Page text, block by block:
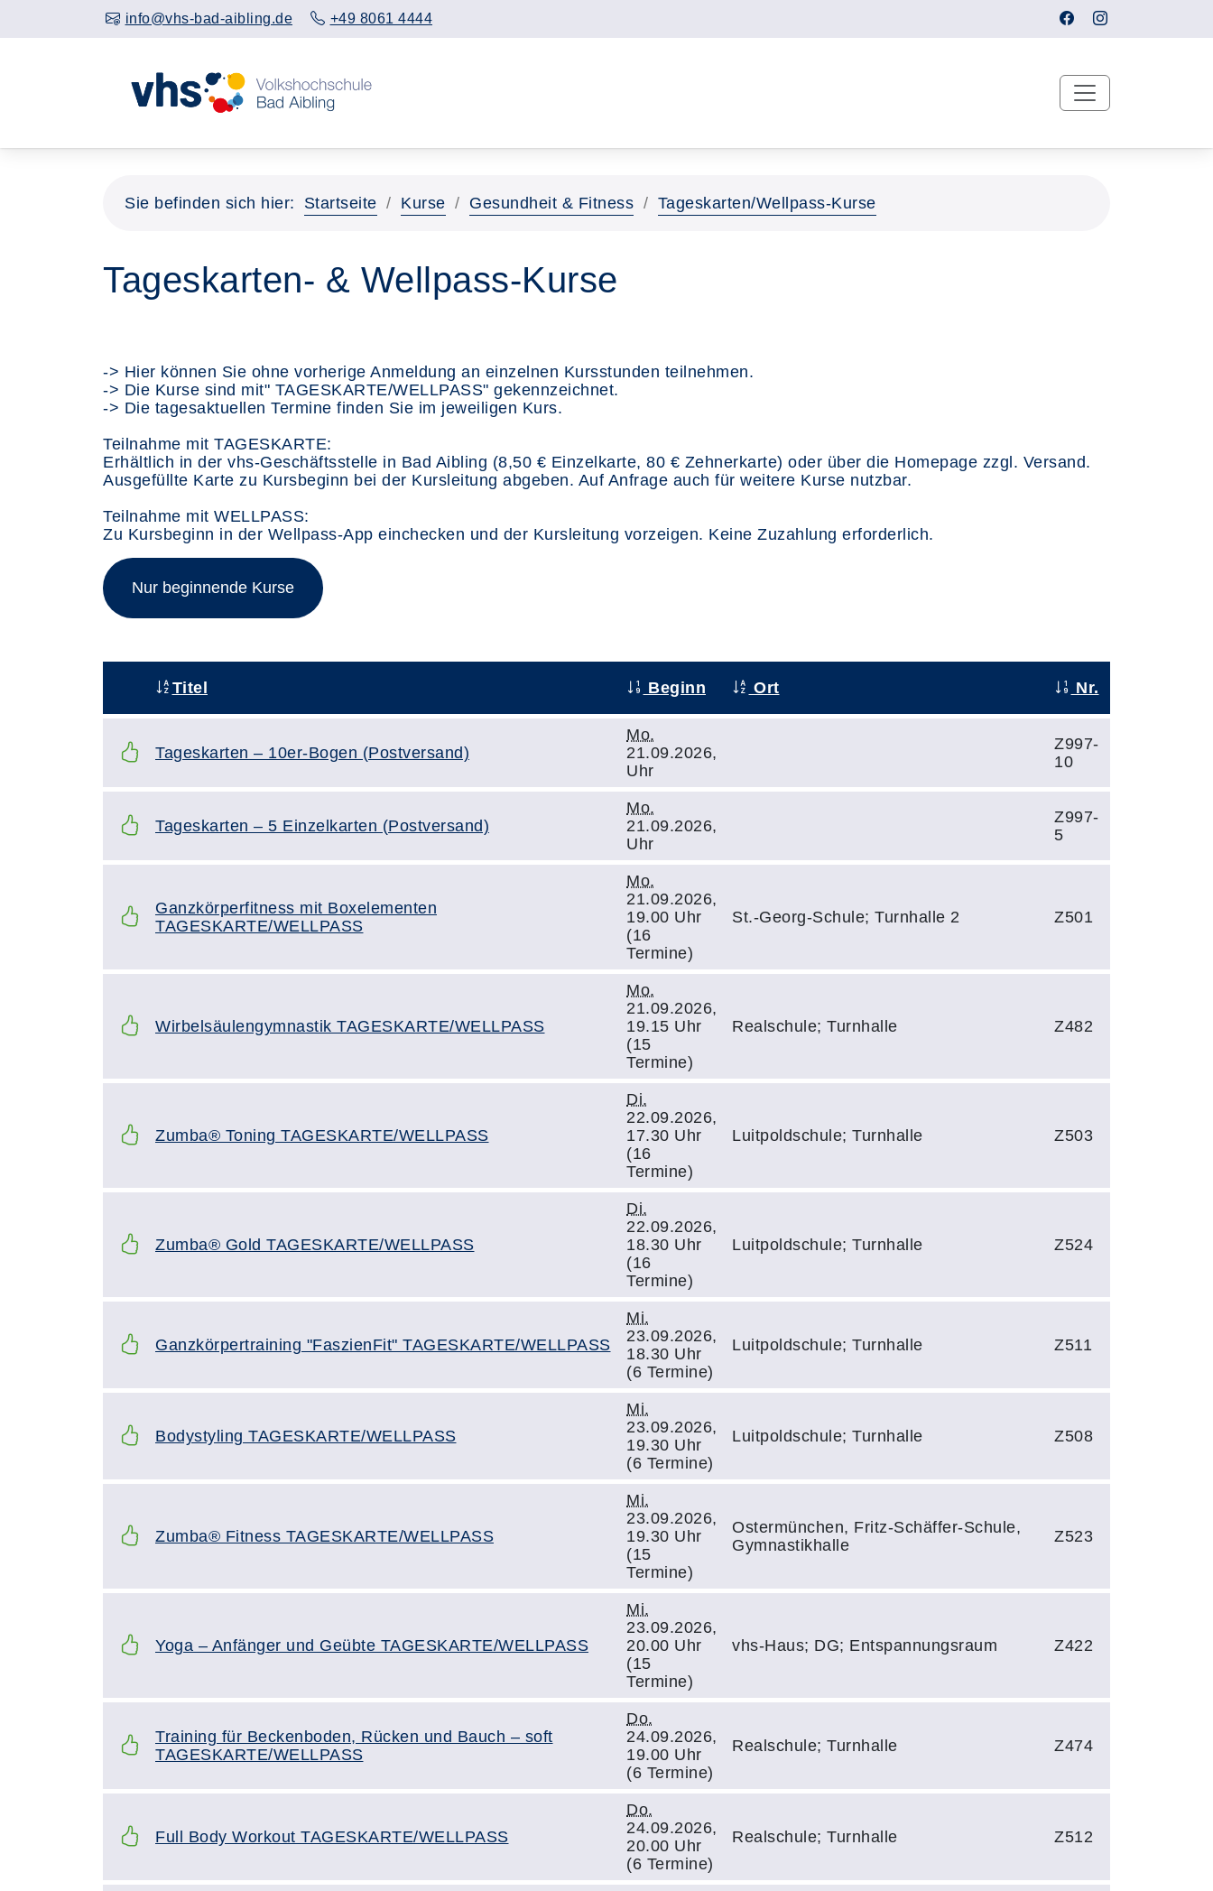
info@vhs-bad-aibling.de +49 8061 4444
Sie befinden sich hier: Startseite Kurse Gesundheit & Fitness Tageskarten/Wellpass-Kurse
Tageskarten- & Wellpass-Kurse
-> Hier können Sie ohne vorherige Anmeldung an einzelnen Kursstunden teilnehmen.
-> Die Kurse sind mit" TAGESKARTE/WELLPASS" gekennzeichnet.
-> Die tagesaktuellen Termine finden Sie im jeweiligen Kurs.
Teilnahme mit TAGESKARTE:
Erhältlich in der vhs-Geschäftsstelle in Bad Aibling (8,50 € Einzelkarte, 80 € Zehnerkarte) oder über die Homepage zzgl. Versand.
Ausgefüllte Karte zu Kursbeginn bei der Kursleitung abgeben. Auf Anfrage auch für weitere Kurse nutzbar.
Teilnahme mit WELLPASS:
Zu Kursbeginn in der Wellpass-App einchecken und der Kursleitung vorzeigen. Keine Zuzahlung erforderlich.
Nur beginnende Kurse
Titel Beginn Ort Nr.
Tageskarten – 10er-Bogen (Postversand)
Mo.
21.09.2026,
Uhr
Z997-
10
Tageskarten – 5 Einzelkarten (Postversand)
Mo.
21.09.2026,
Uhr
Z997-
5
Ganzkörperfitness mit Boxelementen
TAGESKARTE/WELLPASS
Mo.
21.09.2026,
19.00 Uhr
(16
Termine)
St.-Georg-Schule; Turnhalle 2 Z501
Wirbelsäulengymnastik TAGESKARTE/WELLPASS
Mo.
21.09.2026,
19.15 Uhr
(15
Termine)
Realschule; Turnhalle Z482
Zumba® Toning TAGESKARTE/WELLPASS
Di.
22.09.2026,
17.30 Uhr
(16
Termine)
Luitpoldschule; Turnhalle Z503
Zumba® Gold TAGESKARTE/WELLPASS
Di.
22.09.2026,
18.30 Uhr
(16
Termine)
Luitpoldschule; Turnhalle Z524
Ganzkörpertraining "FaszienFit" TAGESKARTE/WELLPASS
Mi.
23.09.2026,
18.30 Uhr
(6 Termine)
Luitpoldschule; Turnhalle Z511
Bodystyling TAGESKARTE/WELLPASS
Mi.
23.09.2026,
19.30 Uhr
(6 Termine)
Luitpoldschule; Turnhalle Z508
Zumba® Fitness TAGESKARTE/WELLPASS
Mi.
23.09.2026,
19.30 Uhr
(15
Termine)
Ostermünchen, Fritz-Schäffer-Schule,
Gymnastikhalle
Z523
Yoga – Anfänger und Geübte TAGESKARTE/WELLPASS
Mi.
23.09.2026,
20.00 Uhr
(15
Termine)
vhs-Haus; DG; Entspannungsraum Z422
Training für Beckenboden, Rücken und Bauch – soft
TAGESKARTE/WELLPASS
Do.
24.09.2026,
19.00 Uhr
(6 Termine)
Realschule; Turnhalle Z474
Full Body Workout TAGESKARTE/WELLPASS
Do.
24.09.2026,
20.00 Uhr
(6 Termine)
Realschule; Turnhalle Z512